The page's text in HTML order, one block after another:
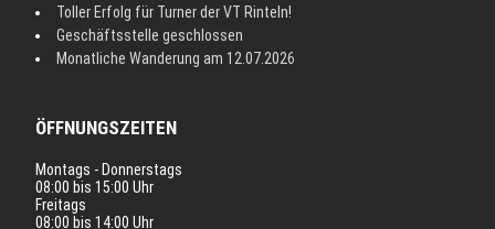
Toller Erfolg für Turner der VT Rinteln!
Geschäftsstelle geschlossen
Monatliche Wanderung am 12.07.2026
ÖFFNUNGSZEITEN
Montags - Donnerstags
08:00 bis 15:00 Uhr
Freitags
08:00 bis 14:00 Uhr